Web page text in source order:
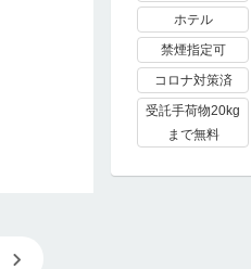
ホテル
禁煙指定可
コロナ対策済
受託手荷物20kg
まで無料